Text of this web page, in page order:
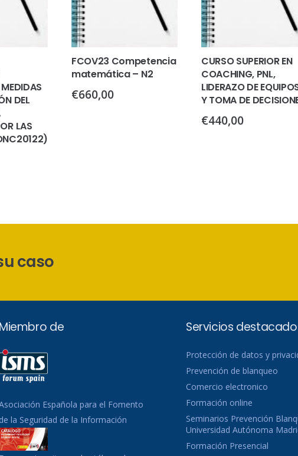
MEDIDAS
DEL
LAS
FCOV23 Competencia
matemática – N2
€660,00
CURSO SUPERIOR EN
COACHING, PNL,
LIDERAZO DE
Y TOMA DE
€440,00
caso
Miembro de
Española para el Fomento
de la Seguridad de la Información
Servicios
Protección de datos y
Prevención de blanqueo
Comercio electronico
Formación online
Seminarios Prevención
Universidad Autónoma
Formación Presencial